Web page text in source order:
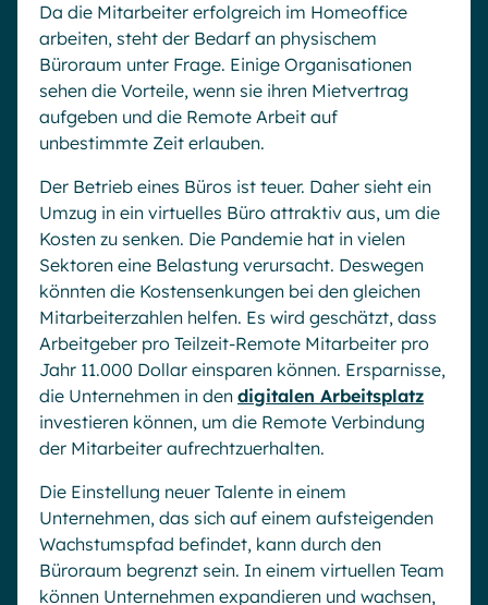
Da die Mitarbeiter erfolgreich im Homeoffice
arbeiten, steht der Bedarf an physischem
Büroraum unter Frage. Einige Organisationen
sehen die Vorteile, wenn sie ihren Mietvertrag
aufgeben und die Remote Arbeit auf
unbestimmte Zeit erlauben.
Der Betrieb eines Büros ist teuer. Daher sieht ein
Umzug in ein virtuelles Büro attraktiv aus, um die
Kosten zu senken. Die Pandemie hat in vielen
Sektoren eine Belastung verursacht. Deswegen
könnten die Kostensenkungen bei den gleichen
Mitarbeiterzahlen helfen. Es wird geschätzt, dass
Arbeitgeber pro Teilzeit-Remote Mitarbeiter pro
Jahr 11.000 Dollar einsparen können. Ersparnisse,
die Unternehmen in den digitalen Arbeitsplatz
investieren können, um die Remote Verbindung
der Mitarbeiter aufrechtzuerhalten.
Die Einstellung neuer Talente in einem
Unternehmen, das sich auf einem aufsteigenden
Wachstumspfad befindet, kann durch den
Büroraum begrenzt sein. In einem virtuellen Team
können Unternehmen expandieren und wachsen,